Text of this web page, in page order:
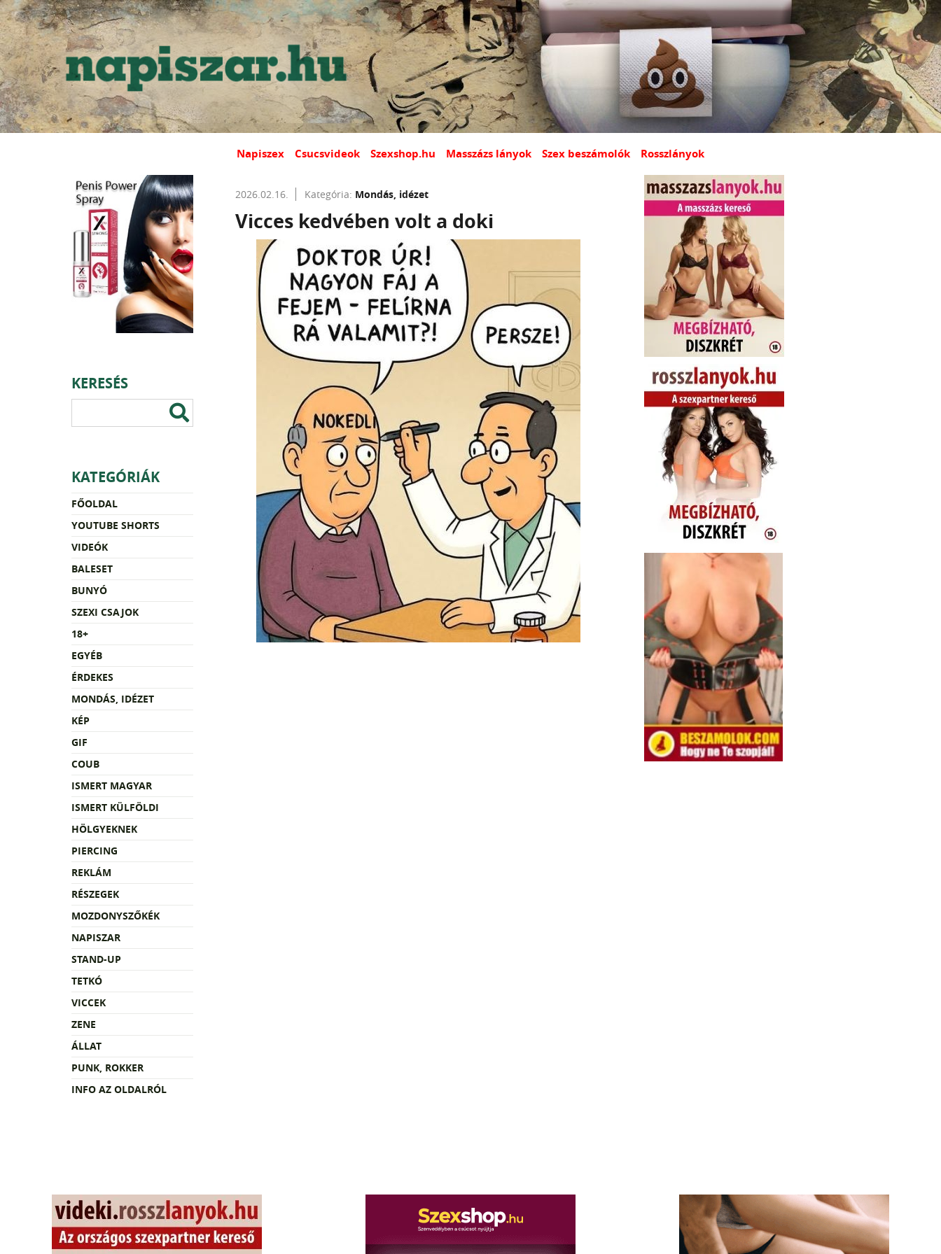
Napiszex Csucsvideok Szexshop.hu Masszázs lányok Szex beszámolók Rosszlányok
KERESÉS
KATEGÓRIÁK
FŐOLDAL
YOUTUBE SHORTS
VIDEÓK
BALESET
BUNYÓ
SZEXI CSAJOK
18+
EGYÉB
ÉRDEKES
MONDÁS, IDÉZET
KÉP
GIF
COUB
ISMERT MAGYAR
ISMERT KÜLFÖLDI
HÖLGYEKNEK
PIERCING
REKLÁM
RÉSZEGEK
MOZDONYSZŐKÉK
NAPISZAR
STAND-UP
TETKÓ
VICCEK
ZENE
ÁLLAT
PUNK, ROKKER
INFO AZ OLDALRÓL
2026.02.16. Kategória: Mondás, idézet
Vicces kedvében volt a doki